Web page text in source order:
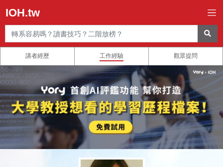
IOH.tw
講者經歷 工作經驗 觀眾提問